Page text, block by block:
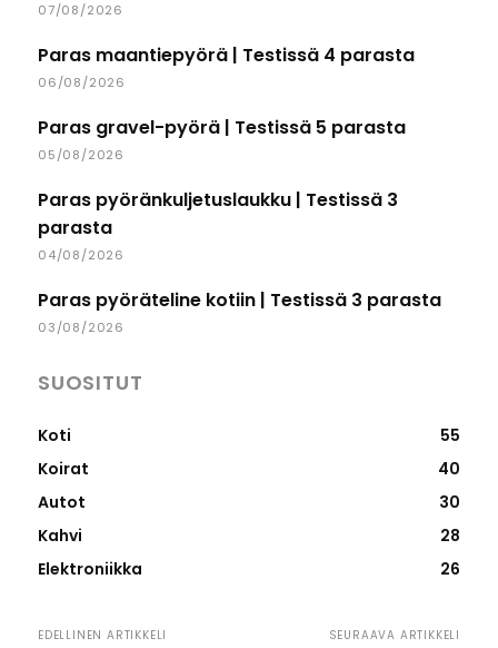
07/08/2026
Paras maantiepyörä | Testissä 4 parasta
06/08/2026
Paras gravel-pyörä | Testissä 5 parasta
05/08/2026
Paras pyöränkuljetuslaukku | Testissä 3
parasta
04/08/2026
Paras pyöräteline kotiin | Testissä 3 parasta
03/08/2026
SUOSITUT
Koti
55
Koirat
40
Autot
30
Kahvi
28
Elektroniikka
26
EDELLINEN ARTIKKELI SEURAAVA ARTIKKELI